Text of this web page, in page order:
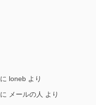
に loneb より
に メールの人 より